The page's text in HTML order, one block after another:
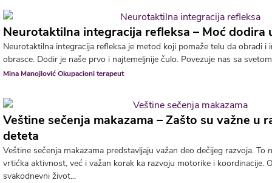
Neurotaktilna integracija refleksa – Moć dodira
Neurotaktilna integracija refleksa je metod koji pomaže telu da obradi i
obrasce. Dodir je naše prvo i najtemeljnije čulo. Povezuje nas sa
Mina Manojlović Okupacioni terapeut
Veštine sečenja makazama – Zašto su važne u
deteta
Veštine sečenja makazama predstavljaju važan deo dečijeg razvoja. To
vrtićka aktivnost, već i važan korak ka razvoju motorike i koordinacije.
svakodnevni život...